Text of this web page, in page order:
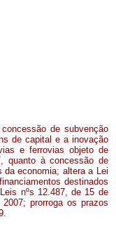
de subvenção
de capital e a inovação
e ferrovias objeto de
quanto à concessão de
da economia; altera a Lei
destinados
nºs 12.487, de 15 de
prorroga os prazos